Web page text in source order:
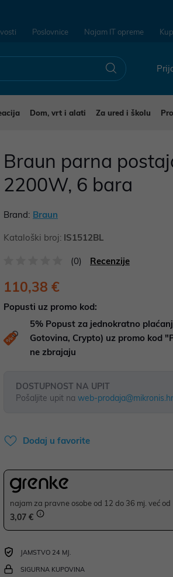
Poslovnice Najam IT opreme
Dom, vrt i alati Za ured i školu
Braun parna
2200W, 6 bara
Brand: Braun
Kataloški broj: IS1512BL
(0) Recenzije
110,38 €
Popusti uz promo kod:
5% Popust za jednokratno
Gotovina, Crypto) uz promo kod
ne zbrajaju
DOSTUPNOST NA UPIT
Pošaljite upit na web-prodaja@mikronis.hr
Dodaj u favorite
najam za pravne osobe od 12 do 36 mj. već od
3,07 €
JAMSTVO 24 MJ.
SIGURNA KUPOVINA